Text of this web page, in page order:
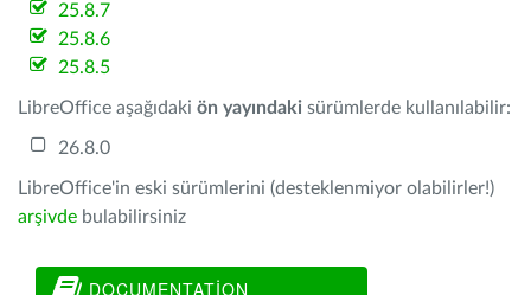
25.8.7
25.8.6
25.8.5
LibreOffice aşağıdaki ön yayındaki sürümlerde kullanılabilir:
26.8.0
LibreOffice'in eski sürümlerini (desteklenmiyor olabilirler!)
arşivde bulabilirsiniz
DOCUMENTATION